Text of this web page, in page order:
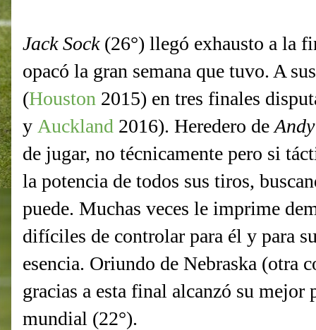
Jack Sock(26°) llegó exhausto a la
opacó la gran semana que tuvo. A
(Houston 2015) en tres finales
y Auckland 2016). Heredero de
de jugar, no técnicamente pero si
la potencia de todos sus tiros,
puede. Muchas veces le imprime
difíciles de controlar para él y para
esencia. Oriundo de Nebraska (otra
gracias a esta final alcanzó su mejor
mundial (22°).